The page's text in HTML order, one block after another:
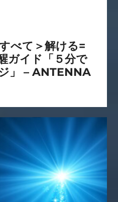
べて＞解ける=
ガイド「５分で
」 – ANTENNA